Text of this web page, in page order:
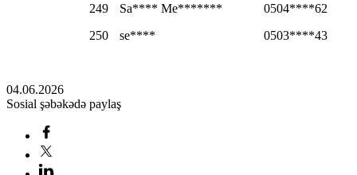
249
Sa**** Me*******
0504****62
250
se**** 0503****43
04.06.2026
Sosial şəbəkədə paylaş